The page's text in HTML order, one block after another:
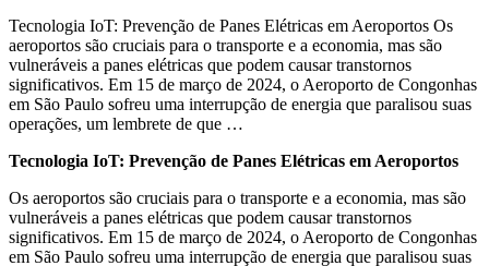
Tecnologia IoT: Prevenção de Panes Elétricas em Aeroportos Os
aeroportos são cruciais para o transporte e a economia, mas são
vulneráveis a panes elétricas que podem causar transtornos
significativos. Em 15 de março de 2024, o Aeroporto de Congonhas
em São Paulo sofreu uma interrupção de energia que paralisou suas
operações, um lembrete de que …
Tecnologia IoT: Prevenção de Panes Elétricas em Aeroportos
Os aeroportos são cruciais para o transporte e a economia, mas são
vulneráveis a panes elétricas que podem causar transtornos
significativos. Em 15 de março de 2024, o Aeroporto de Congonhas
em São Paulo sofreu uma interrupção de energia que paralisou suas